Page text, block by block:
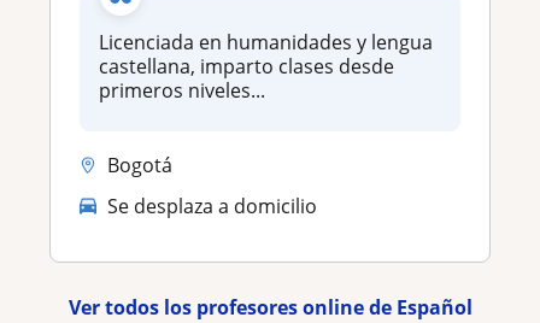
Licenciada en humanidades y lengua
castellana, imparto clases desde
primeros niveles...
Bogotá
Se desplaza a domicilio
Ver todos los profesores online de Español